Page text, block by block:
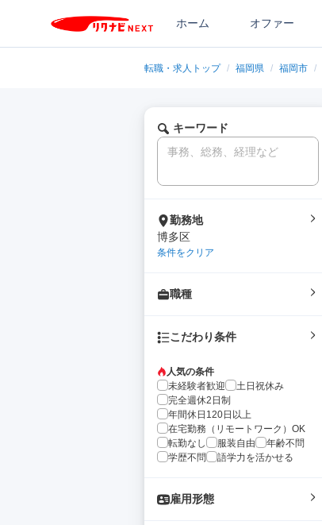
ホーム オファー
転職・求人トップ / 福岡県 / 福岡市 /
キーワード
勤務地
博多区
条件をクリア
職種
こだわり条件
人気の条件
未経験者歓迎
土日祝休み
完全週休2日制
年間休日120日以上
在宅勤務（リモートワーク）OK
転勤なし
服装自由
年齢不問
学歴不問
語学力を活かせる
雇用形態